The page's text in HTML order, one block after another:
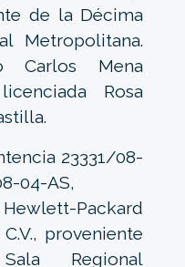
de la Décima
Metropolitana.
Carlos Mena
Rosa
23331/08-
04-AS,
Packard
proveniente
Regional